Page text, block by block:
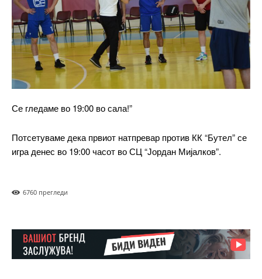
Free
бесплатно / forever
Etiam est nibh, lobortis sit
Praesent euismod ac
Nullam eu erat condimentum
Donec quis est ac felis
Се гледаме во 19:00 во сала!”
Потсетуваме дека првиот натпревар против КК “Бутел” се
игра денес во 19:00 часот во СЦ “Јордан Мијалков”.
6760 прегледи